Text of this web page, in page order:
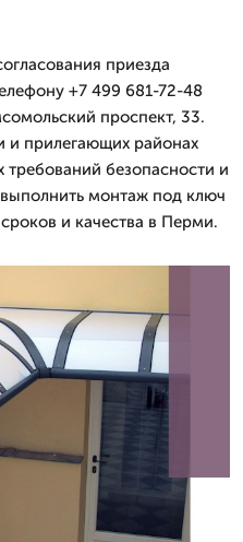
приезда
+7 499 681-72-48
проспект, 33.
прилегающих районах
безопасности и
монтаж под ключ
и качества в Перми.